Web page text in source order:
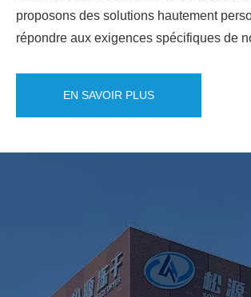
proposons des solutions hautement
répondre aux exigences spécifiques de
EN SAVOIR PLUS